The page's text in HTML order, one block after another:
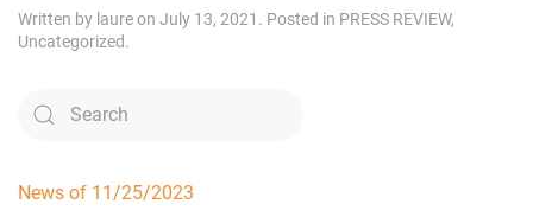
Written by laureon July 13, 2021 . Posted in PRESS REVIEW,
Uncategorized.
News of 11/25/2023